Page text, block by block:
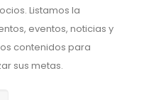
Listamos la
eventos, noticias y
contenidos para
sus metas.